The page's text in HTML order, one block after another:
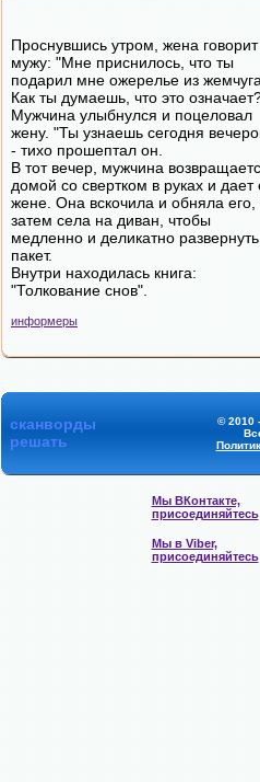
Проснувшись утром, жена говорит
мужу: "Мне приснилось, что ты
подарил мне ожерелье из жемчуга.
Как ты думаешь, что это
Мужчина улыбнулся и поцеловал
жену. "Ты узнаешь сегодня
- тихо прошептал он.
В тот вечер, мужчина
домой со свертком в руках и дает
жене. Она вскочила и обняла его,
затем села на диван, чтобы
медленно и деликатно развернуть
пакет.
Внутри находилась книга:
"Толкование снов".
информеры
сканворды
решать
© 2010
Мы ВКонтакте,
присоединяйтесь
Мы в Viber,
присоединяйтесь